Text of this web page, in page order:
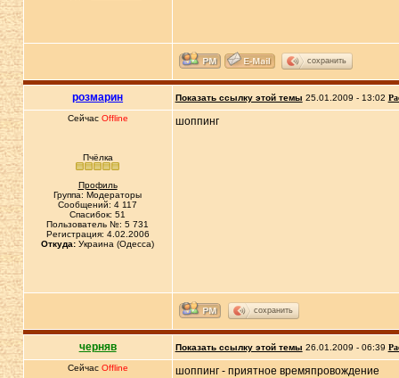
сохранить
розмарин Показать ссылку этой темы 25.01.2009 - 13:02
Сейчас Offline
Пчёлка
Профиль
Группа: Модераторы
Сообщений: 4 117
Спасибок: 51
Пользователь №: 5 731
Регистрация: 4.02.2006
Откуда: Украина (Одесса)
шоппинг
сохранить
черняв Показать ссылку этой темы 26.01.2009 - 06:39
Сейчас Offline шоппинг - приятное времяпровождение